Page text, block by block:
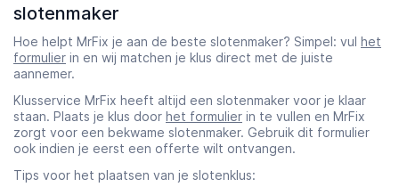
slotenmaker
Hoe helpt MrFix je aan de beste slotenmaker? Simpel: vul het
formulier in en wij matchen je klus direct met de juiste
aannemer.
Klusservice MrFix heeft altijd een slotenmaker voor je klaar
staan. Plaats je klus door het formulier in te vullen en MrFix
zorgt voor een bekwame slotenmaker. Gebruik dit formulier
ook indien je eerst een offerte wilt ontvangen.
Tips voor het plaatsen van je slotenklus: